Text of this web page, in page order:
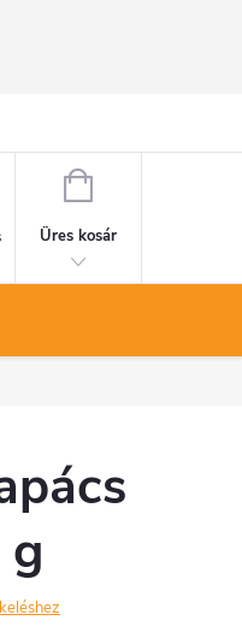
KOSÁR
Üres kosár